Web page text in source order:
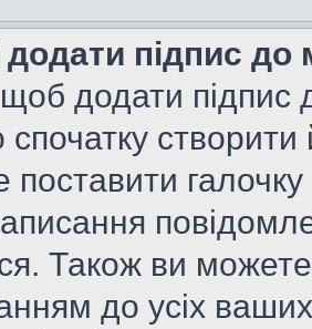
додати підпис
додати
спочатку
поставити
Також ви
до усіх